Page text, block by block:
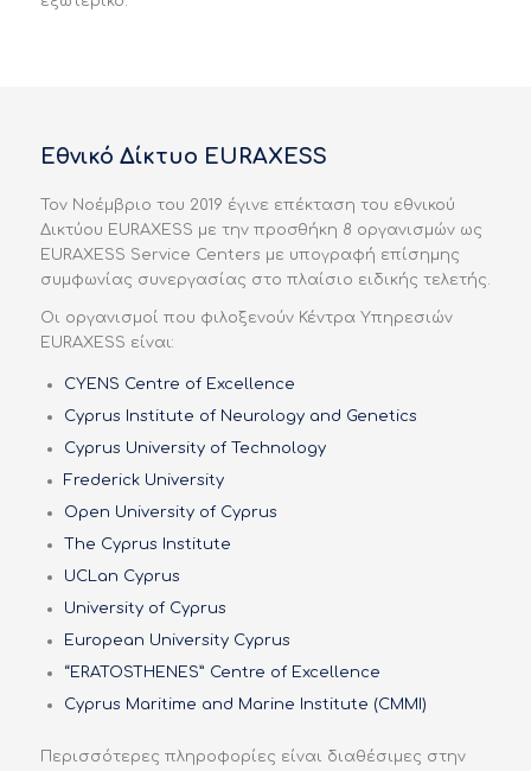
Εθνικό Δίκτυο EURAXESS
Τον Νοέμβριο του 2019 έγινε επέκταση του εθνικού
Δικτύου EURAXESS με την προσθήκη 8 οργανισμών ως
EURAXESS Service Centers με υπογραφή επίσημης
συμφωνίας συνεργασίας στο πλαίσιο ειδικής τελετής.
Οι οργανισμοί που φιλοξενούν Κέντρα Υπηρεσιών
EURAXESS είναι:
CYENS Centre of Excellence
Cyprus Institute of Neurology and Genetics
Cyprus University of Technology
Frederick University
Open University of Cyprus
The Cyprus Institute
UCLan Cyprus
University of Cyprus
European University Cyprus
“ERATOSTHENES” Centre of Excellence
Cyprus Maritime and Marine Institute (CMMI)
Περισσότερες πληροφορίες είναι διαθέσιμες στην